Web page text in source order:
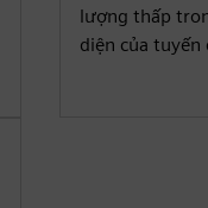
lượng thấp
diện của tuyến